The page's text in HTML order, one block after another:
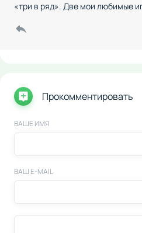
«три в ряд». Две мои любимые
Прокомментировать
ВАШЕ ИМЯ
ВАШ E-MAIL